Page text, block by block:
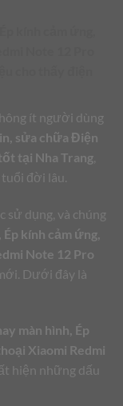
ít người dùng
sửa chữa Điện
tại Nha Trang
đời lâu.
sử dụng, và chúng
kính cảm ứng,
Note 12 Pro
Dưới đây là
màn hình, Ép
Xiaomi Redmi
hiện những dấu